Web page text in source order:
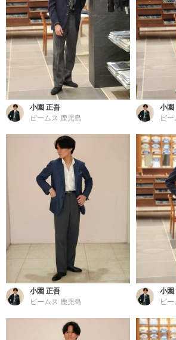
小園 正吾
ビームス 鹿児島
小園
ビ
小園 正吾
ビームス 鹿児島
小園
ビ